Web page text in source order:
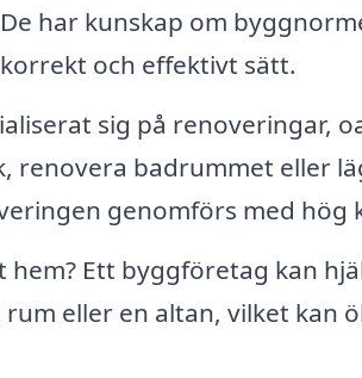
har kunskap om
och effektivt sätt.
sig på renoveringar,
badrummet eller
genomförs med hög
hem? Ett byggföretag kan
eller en altan, vilket kan